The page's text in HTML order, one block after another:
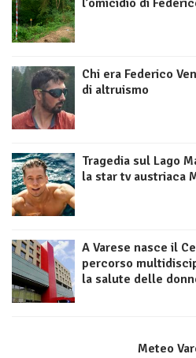
l’omicidio di
Chi era Federico
di altruismo
Tragedia sul Lago
la star tv austriaca
A Varese nasce il
percorso
la salute delle
Meteo